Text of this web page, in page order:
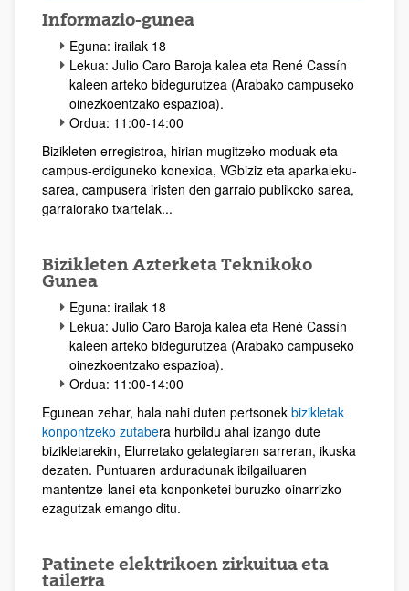
Informazio-gunea
Eguna: irailak 18
Lekua: Julio Caro Baroja kalea eta René Cassín
kaleen arteko bidegurutzea (Arabako campuseko
oinezkoentzako espazioa).
Ordua: 11:00-14:00
Bizikleten erregistroa, hirian mugitzeko moduak eta
campus-erdiguneko konexioa, VGbiziz eta aparkaleku-
sarea, campusera iristen den garraio publikoko sarea,
garraiorako txartelak...
Bizikleten Azterketa Teknikoko
Gunea
Eguna: irailak 18
Lekua: Julio Caro Baroja kalea eta René Cassín
kaleen arteko bidegurutzea (Arabako campuseko
oinezkoentzako espazioa).
Ordua: 11:00-14:00
Egunean zehar, hala nahi duten pertsonek bizikletak
konpontzeko zutabera hurbildu ahal izango dute
bizikletarekin, Elurretako gelategiaren sarreran, ikuska
dezaten. Puntuaren arduradunak ibilgailuaren
mantentze-lanei eta konponketei buruzko oinarrizko
ezagutzak emango ditu.
Patinete elektrikoen zirkuitua eta
tailerra